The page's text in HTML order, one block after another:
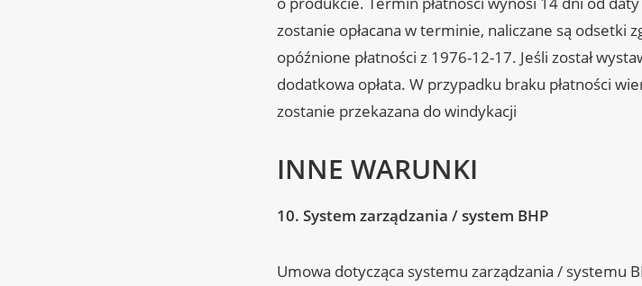
zostanie opłacana w terminie, naliczane są odsetki
opóźnione płatności z 1976-12-17. Jeśli został
dodatkowa opłata. W przypadku braku płatności
zostanie przekazana do windykacji
INNE WARUNKI
10. System zarządzania / system BHP
Umowa dotycząca systemu zarządzania / systemu